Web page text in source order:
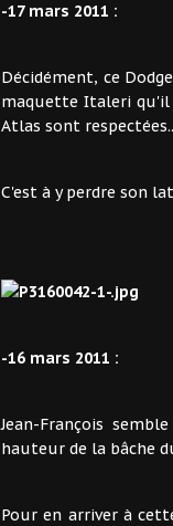
-17 mars 2011 :
Décidément, ce
maquette Italeri qu'il
Atlas sont
C'est à y perdre son
-16 mars 2011 :
Jean-François
hauteur de la bâche
Pour en arriver à